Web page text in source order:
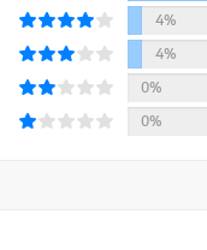
4%
4%
0%
0%